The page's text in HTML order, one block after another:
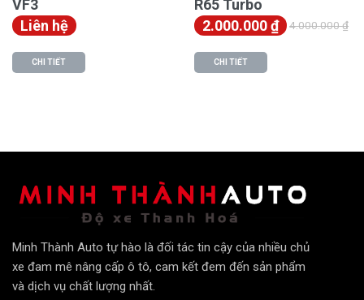
Thay thế bộ mâm lốp nguyên bản là bước đi bắt buộc
rộng hơn, tăng cường độ bám đường và mang lại cảm
giác lái chắc chắn.
VF3
Liên hệ
CHI TIẾT
R65 Turbo
2.000.000₫ 4.000.000₫
CHI TIẾT
Minh Thành Auto tự hào là đối tác tin cậy của nhiều chủ
xe đam mê nâng cấp ô tô, cam kết đem đến sản phẩm
và dịch vụ chất lượng nhất.